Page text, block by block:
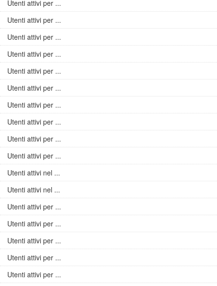
Utenti attivi per ...
Utenti attivi per ...
Utenti attivi per ...
Utenti attivi per ...
Utenti attivi per ...
Utenti attivi per ...
Utenti attivi per ...
Utenti attivi per ...
Utenti attivi per ...
Utenti attivi per ...
Utenti attivi nel ...
Utenti attivi nel ...
Utenti attivi per ...
Utenti attivi per ...
Utenti attivi per ...
Utenti attivi per ...
Utenti attivi per ...